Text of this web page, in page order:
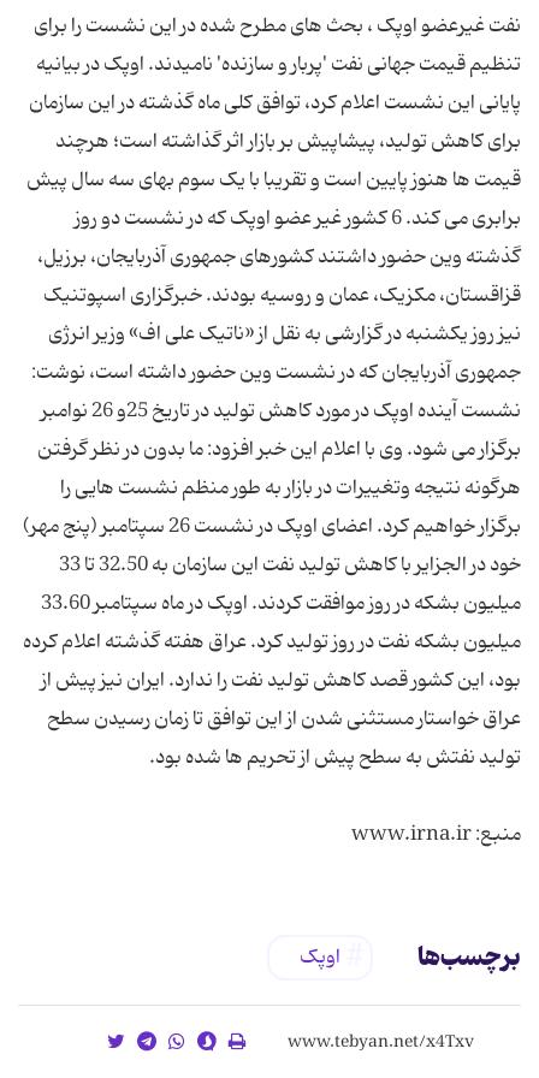
نفت غیرعضو اوپک ، بحث های مطرح شده در این نشست را برای
تنظیم قیمت جهانی نفت 'پربار و سازنده' نامیدند. اوپک در بیانیه
پایانی این نشست اعلام کرد، توافق کلی ماه گذشته در این سازمان
برای کاهش تولید، پیشاپیش بر بازار اثر گذاشته است؛ هرچند
قیمت ها هنوز پایین است و تقریبا با یک سوم بهای سه سال پیش
برابری می کند. 6 کشور غیر عضو اوپک که در نشست دو روز
گذشته وین حضور داشتند کشورهای جمهوری آذربایجان، برزیل،
قزاقستان، مکزیک، عمان و روسیه بودند. خبرگزاری اسپوتنیک
نیز روز یکشنبه در گزارشی به نقل از «ناتیک علی اف» وزیر انرژی
جمهوری آذربایجان که در نشست وین حضور داشته است، نوشت:
نشست آینده اوپک در مورد کاهش تولید در تاریخ 25و 26 نوامبر
برگزار می شود. وی با اعلام این خبر افزود: ما بدون در نظر گرفتن
هرگونه نتیجه وتغییرات در بازار به طور منظم نشست هایی را
برگزار خواهیم کرد. اعضای اوپک در نشست 26 سپتامبر (پنج مهر)
خود در الجزایر با کاهش تولید نفت این سازمان به 32.50 تا 33
میلیون بشکه در روز موافقت کردند. اوپک در ماه سپتامبر 33.60
میلیون بشکه نفت در روز تولید کرد. عراق هفته گذشته اعلام کرده
بود، این کشور قصد کاهش تولید نفت را ندارد. ایران نیز پیش از
عراق خواستار مستثنی شدن از این توافق تا زمان رسیدن سطح
منبع: www.irna.ir
برچسب‌ها اوپک